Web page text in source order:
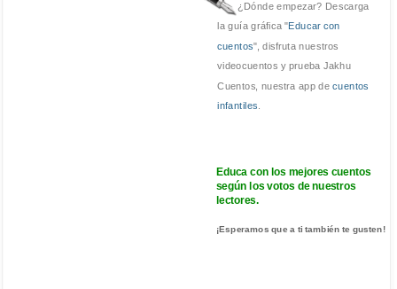
¿Dónde empezar? Descarga
la guía gráfica "Educar con
cuentos", disfruta nuestros
videocuentos y prueba Jakhu
Cuentos, nuestra app decuentos
infantiles.
Educa con los mejores cuentos
según los votos de nuestros
lectores.
¡Esperamos que a ti también te gusten!